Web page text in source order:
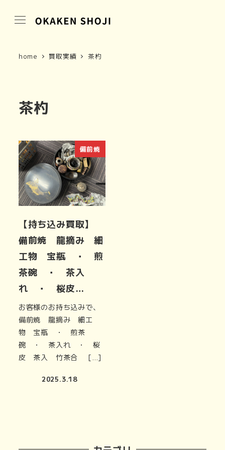
home 買取実績 茶杓
茶杓
備前焼
【持ち込み買取】
備前焼 龍摘み 細
工物 宝瓶 ・ 煎
茶碗 ・ 茶入
れ ・ 桜皮…
お客様のお持ち込みで、
備前焼 龍摘み 細工
物 宝瓶 ・ 煎茶
碗 ・ 茶入れ ・ 桜
皮 茶入 竹茶合 […]
2025.3.18